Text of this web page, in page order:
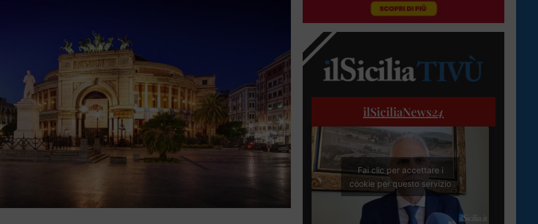
ilSiciliaNews24
Fai clic per accettare i
cookie per questo servizio